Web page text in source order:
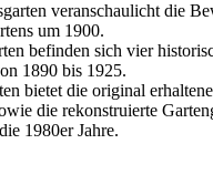
veranschaulicht die
um 1900.
befinden sich vier
1890 bis 1925.
bietet die original
die rekonstruierte
1980er Jahre.